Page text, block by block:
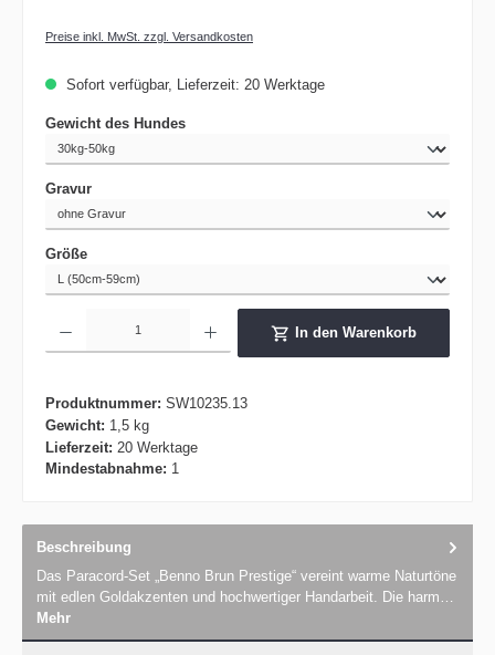
Preise inkl. MwSt. zzgl. Versandkosten
Sofort verfügbar, Lieferzeit: 20 Werktage
Gewicht des Hundesauswählen
Gravurauswählen
Größeauswählen
In den Warenkorb
Produktnummer: SW10235.13
Gewicht: 1,5 kg
Lieferzeit: 20 Werktage
Mindestabnahme: 1
Beschreibung
Das Paracord-Set „Benno Brun Prestige“ vereint warme Naturtöne
mit edlen Goldakzenten und hochwertiger Handarbeit. Die harm…
Mehr